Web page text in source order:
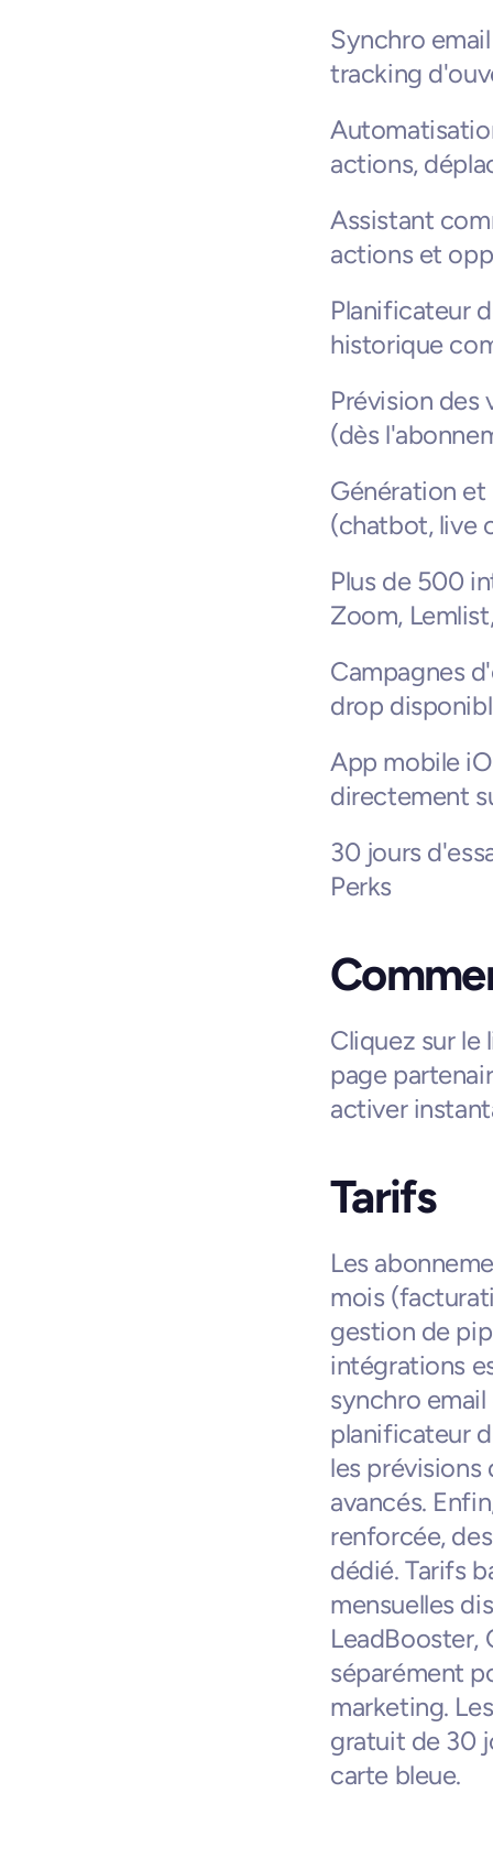
Synchro
tracking
actions,
Assistant
actions et
Planificateur
historique
Prévision des
(dès
Génération et
(chatbot, live
Plus de 500
Zoom,
Campagnes
drop
App mobile
directement
30 jours
Perks
Cliquez sur le
page
activer
Tarifs
Les
mois
gestion de
intégrations
synchro
planificateur
les prévisions
avancés.
renforcée,
dédié. Tarifs
mensuelles
LeadBooster,
séparément
marketing.
gratuit de 30
carte bleue.